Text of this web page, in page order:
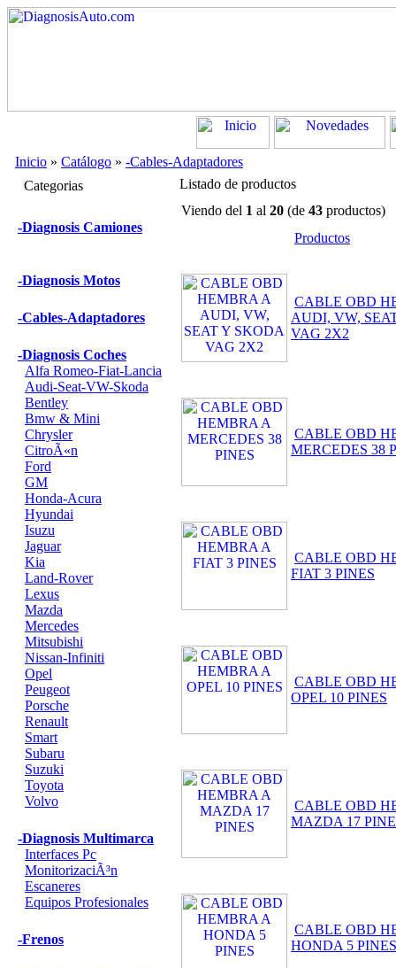
Inicio » Catálogo » -Cables-Adaptadores
Categorias
-Diagnosis Camiones
-Diagnosis Motos
-Cables-Adaptadores
-Diagnosis Coches
Alfa Romeo-Fiat-Lancia
Audi-Seat-VW-Skoda
Bentley
Bmw & Mini
Chrysler
CitroÃ«n
Ford
GM
Honda-Acura
Hyundai
Isuzu
Jaguar
Kia
Land-Rover
Lexus
Mazda
Mercedes
Mitsubishi
Nissan-Infiniti
Opel
Peugeot
Porsche
Renault
Smart
Subaru
Suzuki
Toyota
Volvo
-Diagnosis Multimarca
Interfaces Pc
MonitorizaciÃ³n
Escaneres
Equipos Profesionales
-Frenos
Listado de productos
Viendo del 1 al 20 (de 43 productos)
Productos
CABLE OBD
AUDI, VW,
VAG 2X2
CABLE OBD
MERCEDES 38
CABLE OBD
FIAT 3 PINES
CABLE OBD
OPEL 10 PINES
CABLE OBD
MAZDA 17
CABLE OBD
HONDA 5 PINES